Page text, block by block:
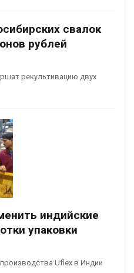
свалок
рублей
рекультивацию двух
индийские
упаковки
Uflex в Индии